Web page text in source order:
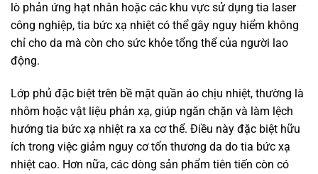
lò phản ứng hạt nhân hoặc các khu vực sử dụng tia laser
công nghiệp, tia bức xạ nhiệt có thể gây nguy hiểm không
chỉ cho da mà còn cho sức khỏe tổng thể của người lao
động.
Lớp phủ đặc biệt trên bề mặt quần áo chịu nhiệt, thường là
nhôm hoặc vật liệu phản xạ, giúp ngăn chặn và làm lệch
hướng tia bức xạ nhiệt ra xa cơ thể. Điều này đặc biệt hữu
ích trong việc giảm nguy cơ tổn thương da do tia bức xạ
nhiệt cao. Hơn nữa, các dòng sản phẩm tiên tiến còn có